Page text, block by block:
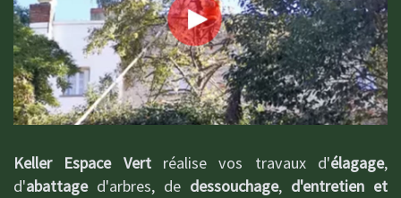
Keller Espace Vertréalise vos travaux d'élagage,
d'abattaged'arbres, de dessouchage, d'entretien et